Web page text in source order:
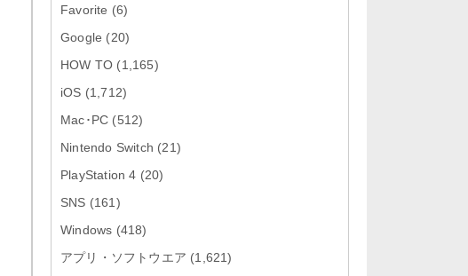
向け最新版...
「Google カレンダー 26.29.4」iOS
向け最新版をリリース。...
「Instagram 441.0.0」iOS向け最新
「Google ドライブ - 安全なオンラ
「Google 翻訳 10.31.311」iOS向
Favorite (6)
Google (20)
HOW TO (1,165)
iOS (1,712)
Mac･PC (512)
Nintendo Switch (21)
PlayStation 4 (20)
SNS (161)
Windows (418)
アプリ・ソフトウエア (1,621)